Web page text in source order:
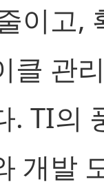
이고,
클 관
. TI의
개발